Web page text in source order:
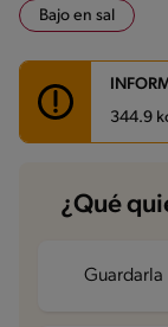
Bajo en sal
344.9
Energía
Proteína
¿Qué
Guardarla